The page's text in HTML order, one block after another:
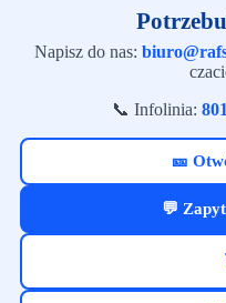
Napisz do nas:
📞 Infolinia:
🎫
💬